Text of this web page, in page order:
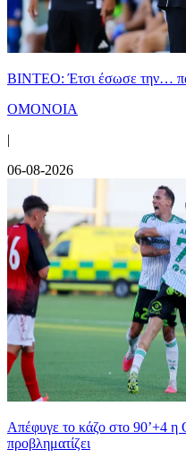
ΒΙΝΤΕΟ: Έτσι έσωσε την…
ΟΜΟΝΟΙΑ
|
06-08-2026
Απέφυγε το κάζο στο 90’+4 η
προβληματίζει